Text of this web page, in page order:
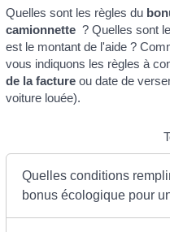
Quelles sont les règles du
camionnette ? Quelles sont
est le montant de l'aide ?
vous indiquons les règles à
de la facture ou date de
voiture louée).
Quelles conditions
bonus écologique pour